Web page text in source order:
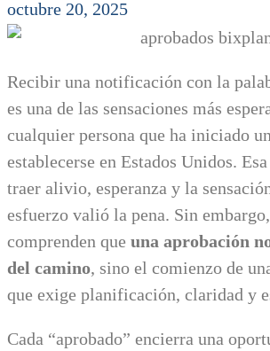
octubre 20, 2025
Recibir una notificación con la
es una de las sensaciones más
cualquier persona que ha iniciado
establecerse en Estados Unidos.
traer alivio, esperanza y la
esfuerzo valió la pena. Sin
comprenden que una aprobación
del camino, sino el comienzo de
que exige planificación, claridad y
Cada “aprobado” encierra una